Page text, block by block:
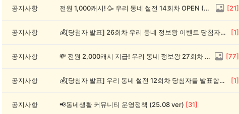
공지사항 전원 1,000캐시! 🥳 우리 동네 썰전 14회차 OPEN (~8/17) [21]
공지사항 💰[당첨자 발표] 26회차 우리 동네 정보왕 이벤트 당첨자를 발표합니다! [1]
공지사항 💸 전원 2,000캐시 지급! 우리 동네 정보왕 27회차 (~8/10) [77]
공지사항 💰[당첨자 발표] 우리 동네 썰전 12회차 당첨자를 발표합니다! [1]
공지사항 📢동네생활 커뮤니티 운영정책 (25.08 ver) [31]